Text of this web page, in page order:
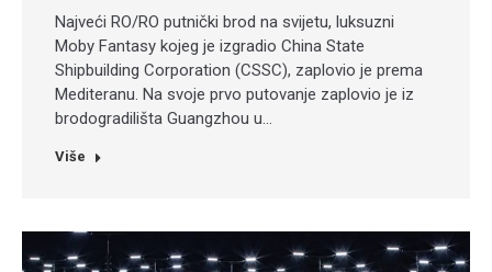
Najveći RO/RO putnički brod na svijetu, luksuzni
Moby Fantasy kojeg je izgradio China State
Shipbuilding Corporation (CSSC), zaplovio je prema
Mediteranu. Na svoje prvo putovanje zaplovio je iz
brodogradilišta Guangzhou u…
Više